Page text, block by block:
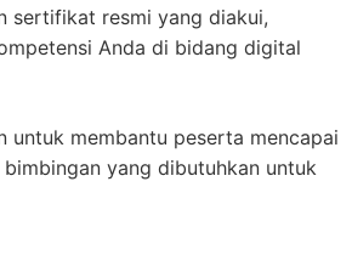
sertifikat resmi yang diakui,
Anda di bidang digital
untuk membantu peserta mencapai
yang dibutuhkan untuk